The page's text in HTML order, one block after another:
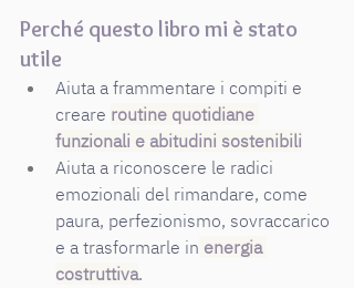
Perché questo libro mi è stato
utile
Aiuta a frammentare i compiti e
creare routine quotidiane
funzionali e abitudini sostenibili
Aiuta a riconoscere le radici
emozionali del rimandare, come
paura, perfezionismo, sovraccarico
e a trasformarle in energia
costruttiva.